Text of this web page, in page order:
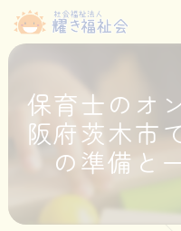
保育士のオ
阪府茨木市
の準備と